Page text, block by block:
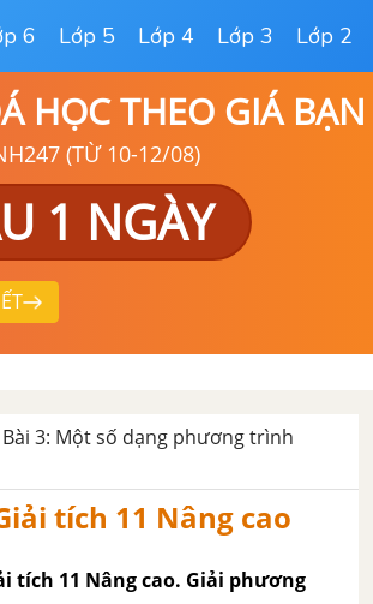
6 Lớp 5 Lớp 4 Lớp 3 Lớp 2
HỌC THEO GIÁ BẠN
(TỪ 10-12/08)
1 NGÀY
Bài 3: Một số dạng phương trình
tích 11 Nâng cao
tích 11 Nâng cao. Giải phương